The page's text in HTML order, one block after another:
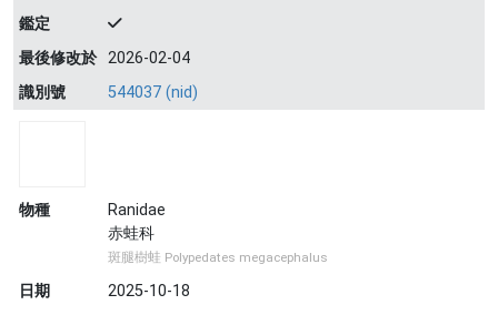
鑑定
最後修改於 2026-02-04
識別號
544037 (nid)
物種
Ranidae
赤蛙科
斑腿樹蛙 Polypedates megacephalus
日期
2025-10-18